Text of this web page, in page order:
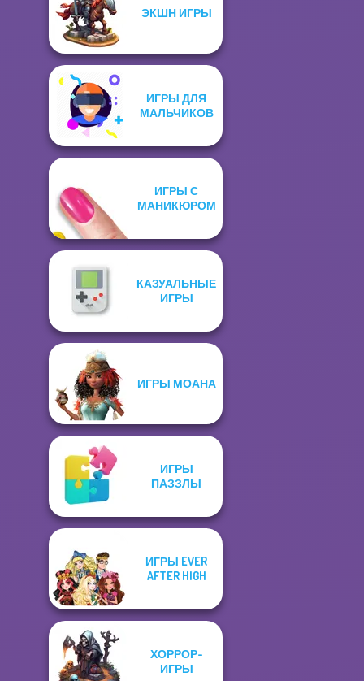
ЭКШН ИГРЫ
ИГРЫ ДЛЯ
МАЛЬЧИКОВ
ИГРЫ С
МАНИКЮРОМ
КАЗУАЛЬНЫЕ
ИГРЫ
ИГРЫ МОАНА
ИГРЫ
ПАЗЗЛЫ
ИГРЫ EVER
AFTER HIGH
ХОРРОР-
ИГРЫ